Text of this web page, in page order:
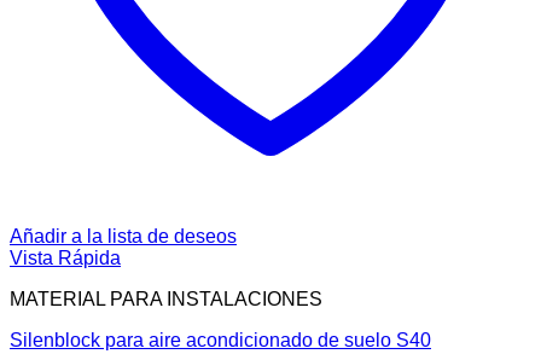
Añadir a la lista de deseos
Vista Rápida
MATERIAL PARA INSTALACIONES
Silenblock para aire acondicionado de suelo S40